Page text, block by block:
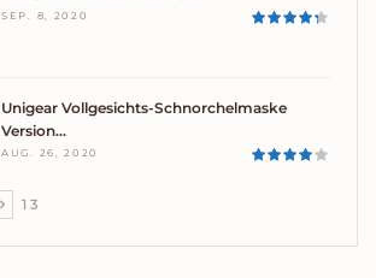
SEP. 8, 2020
Unigear Vollgesichts-Schnorchelmaske
Version…
AUG. 26, 2020
1 3